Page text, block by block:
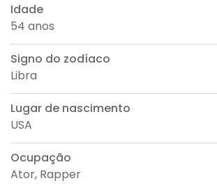
Idade
54 anos
Signo do zodíaco
Libra
Lugar de nascimento
USA
Ocupação
Ator, Rapper